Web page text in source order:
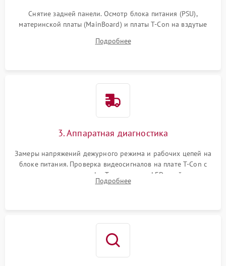
Снятие задней панели. Осмотр блока питания (PSU),
материнской платы (MainBoard) и платы T-Con на вздутые
Проверка надежности фиксации и целостности шлейфов.
Подробнее
3. Аппаратная диагностика
Замеры напряжений дежурного режима и рабочих цепей на
блоке питания. Проверка видеосигналов на плате T-Con с
помощью осциллографа. Тестирование LED-драйвера и
светодиодных планок подсветки мультиметром.
Подробнее